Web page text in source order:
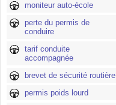
moniteur auto-école
perte du permis de
conduire
tarif conduite
accompagnée
brevet de sécurité routière
permis poids lourd